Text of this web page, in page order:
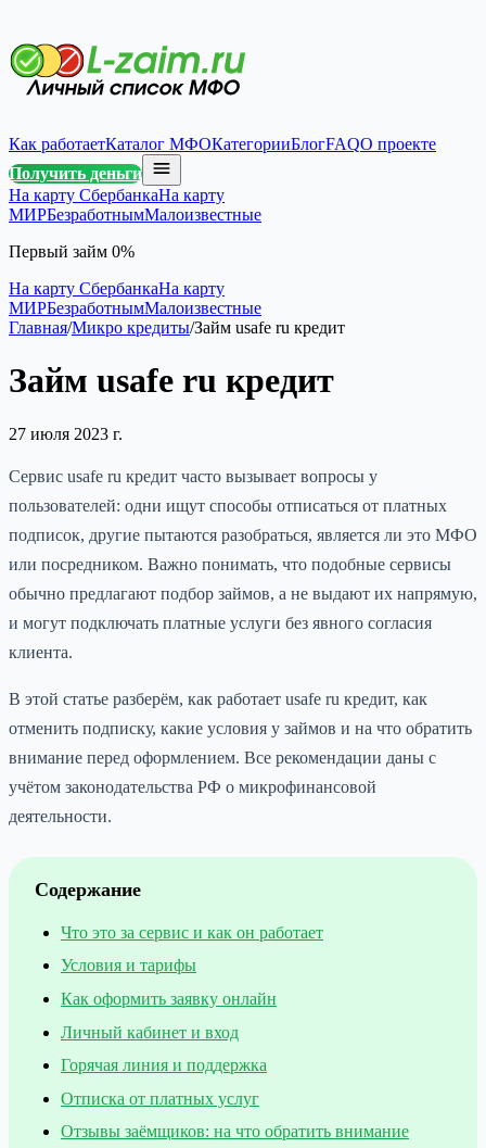
Как работаетКаталог МФОКатегорииБлогFAQО проекте
Получить деньги
На карту СбербанкаНа карту
МИРБезработнымМалоизвестные
Первый займ 0%
На карту СбербанкаНа карту
МИРБезработнымМалоизвестные
Главная/Микро кредиты/Займ usafe ru кредит
Займ usafe ru кредит
27 июля 2023 г.
Сервис usafe ru кредит часто вызывает вопросы у
пользователей: одни ищут способы отписаться от платных
подписок, другие пытаются разобраться, является ли это МФО
или посредником. Важно понимать, что подобные сервисы
обычно предлагают подбор займов, а не выдают их напрямую,
и могут подключать платные услуги без явного согласия
клиента.
В этой статье разберём, как работает usafe ru кредит, как
отменить подписку, какие условия у займов и на что обратить
внимание перед оформлением. Все рекомендации даны с
учётом законодательства РФ о микрофинансовой
деятельности.
Содержание
Что это за сервис и как он работает
Условия и тарифы
Как оформить заявку онлайн
Личный кабинет и вход
Горячая линия и поддержка
Отписка от платных услуг
Отзывы заёмщиков: на что обратить внимание